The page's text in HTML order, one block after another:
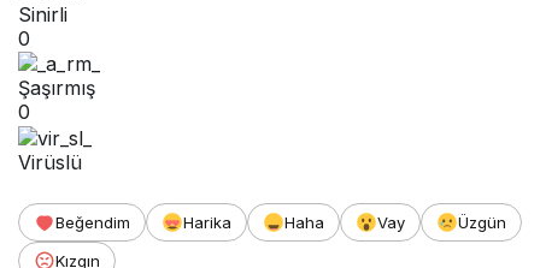
Sinirli
0
Şaşırmış
0
Virüslü
Beğendim Harika Haha Vay
Üzgün
Kızgın